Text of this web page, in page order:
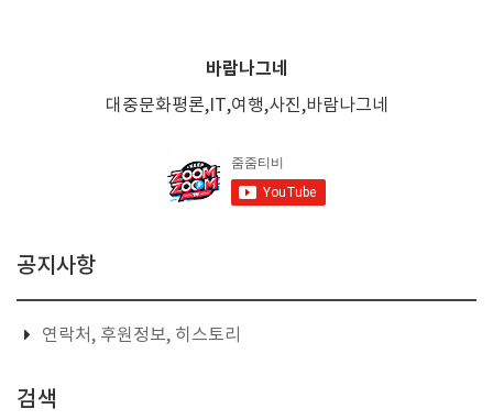
바람나그네
대중문화평론,IT,여행,사진,바람나그네
공지사항
연락처, 후원정보, 히스토리
검색